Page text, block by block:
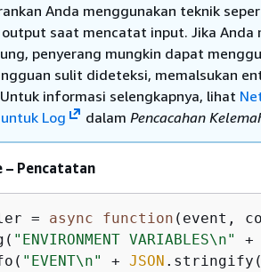
Anda menggunakan teknik
output saat mencatat input. Jika
penyerang mungkin dapat
sulit dideteksi, memalsukan
informasi selengkapnya, lihat
Log
dalam Pencacahan
Pencatatan
= async function ( event,
"ENVIRONMENT VARIABLES\n" +
"EVENT\n" + JSON